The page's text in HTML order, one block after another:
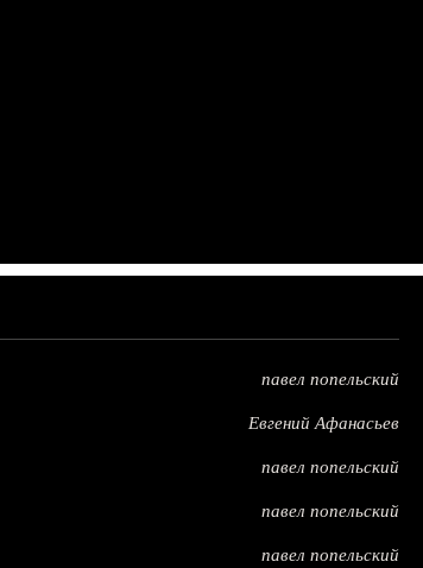
павел попельский
Евгений Афанасьев
павел попельский
павел попельский
павел попельский